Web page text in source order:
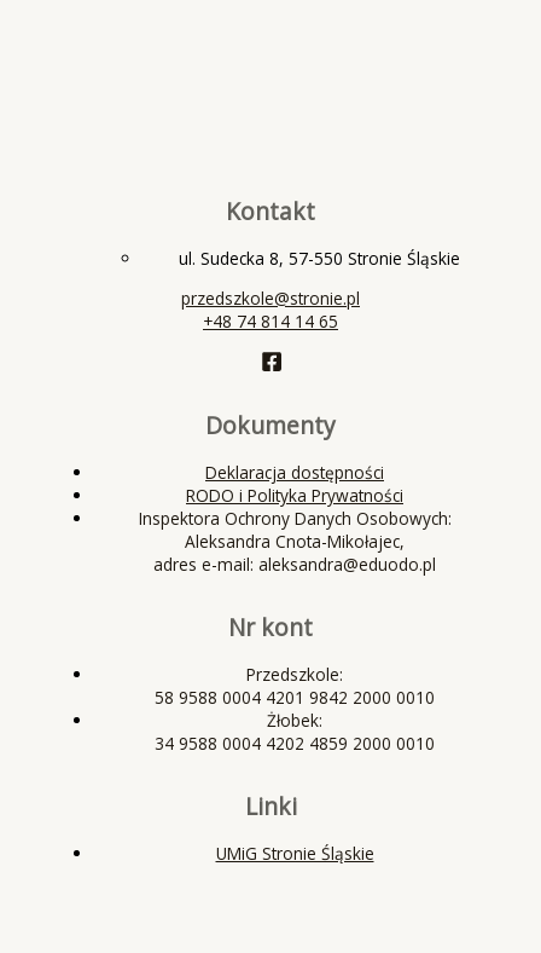
Kontakt
ul. Sudecka 8, 57-550 Stronie Śląskie
przedszkole@stronie.pl
+48 74 814 14 65
Dokumenty
Deklaracja dostępności
RODO i Polityka Prywatności
Inspektora Ochrony Danych Osobowych:
Aleksandra Cnota-Mikołajec,
adres e-mail: aleksandra@eduodo.pl
Nr kont
Przedszkole:
58 9588 0004 4201 9842 2000 0010
Żłobek:
34 9588 0004 4202 4859 2000 0010
Linki
UMiG Stronie Śląskie